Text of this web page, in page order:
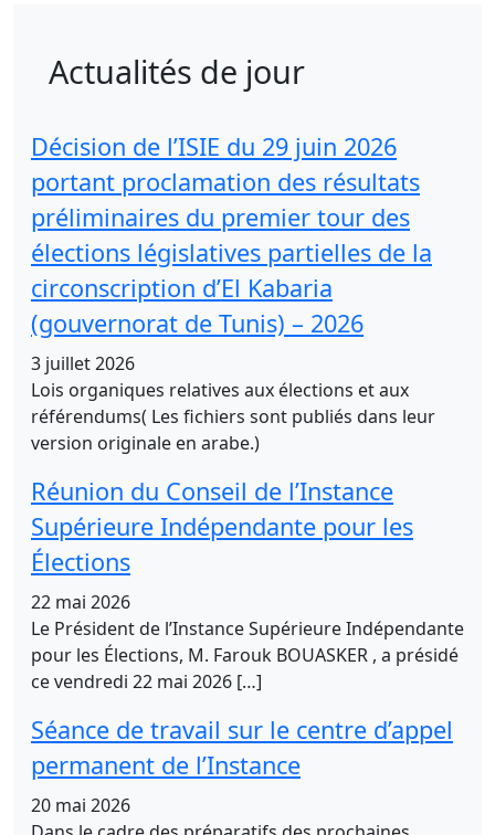
Actualités de jour
Décision de l’ISIE du 29 juin 2026
portant proclamation des résultats
préliminaires du premier tour des
élections législatives partielles de la
circonscription d’El Kabaria
(gouvernorat de Tunis) – 2026
3 juillet 2026
Lois organiques relatives aux élections et aux
référendums( Les fichiers sont publiés dans leur
version originale en arabe.)
Réunion du Conseil de l’Instance
Supérieure Indépendante pour les
Élections
22 mai 2026
Le Président de l’Instance Supérieure Indépendante
pour les Élections, M. Farouk BOUASKER , a présidé
ce vendredi 22 mai 2026 […]
Séance de travail sur le centre d’appel
permanent de l’Instance
20 mai 2026